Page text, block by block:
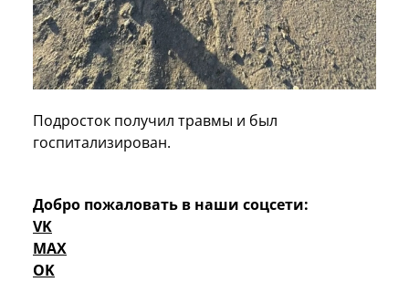
Подросток получил травмы и был
госпитализирован.
Добро пожаловать в наши соцсети:
VK
MAX
OK